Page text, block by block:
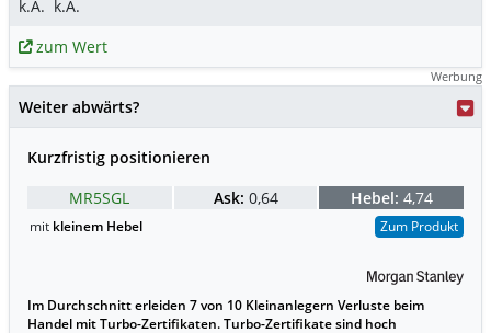
k.A. k.A.
zum Wert
Werbung
Weiter abwärts?
Kurzfristig positionieren
MR5SGL
Ask: 0,64 Hebel: 4,74
mit kleinem Hebel Zum Produkt
Im Durchschnitt erleiden 7 von 10 Kleinanlegern Verluste beim
Handel mit Turbo-Zertifikaten. Turbo-Zertifikate sind hoch